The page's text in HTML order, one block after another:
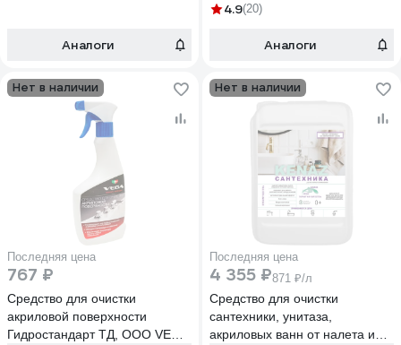
Аналоги
4.9(20)
Аналоги
Нет в наличии
Последняя цена
767 ₽
Средство для очистки
акриловой поверхности
Гидростандарт ТД, ООО VEGA
Нет в наличии
Последняя цена
4 355 ₽871 ₽/л
Средство для очистки
сантехники, унитаза,
акриловых ванн от налета и